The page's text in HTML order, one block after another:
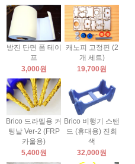
방진 단면 폼 테이
프
3,000원
캐노피 고정핀 (2
개 세트)
19,700원
Brico 드라멜용 커
팅날 Ver-2 (FRP
카울용)
5,400원
Brico 비행기 스탠
드 (휴대용) 진회
색
32,000원